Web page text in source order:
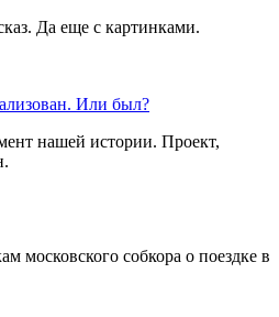
Да еще с картинками.
Или был?
нашей истории. Проект,
московского собкора о поездке в